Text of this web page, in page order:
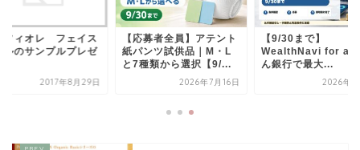
フィオレ フェイス
ルのサンプルプレゼ
2017年8月29日
【応募者全員】アテント
紙パンツ試供品｜M・L
と7種類から選択【9/...
2026年7月16日
【9/30まで】
WealthNavi for au
ん銀行で最大...
2026年7